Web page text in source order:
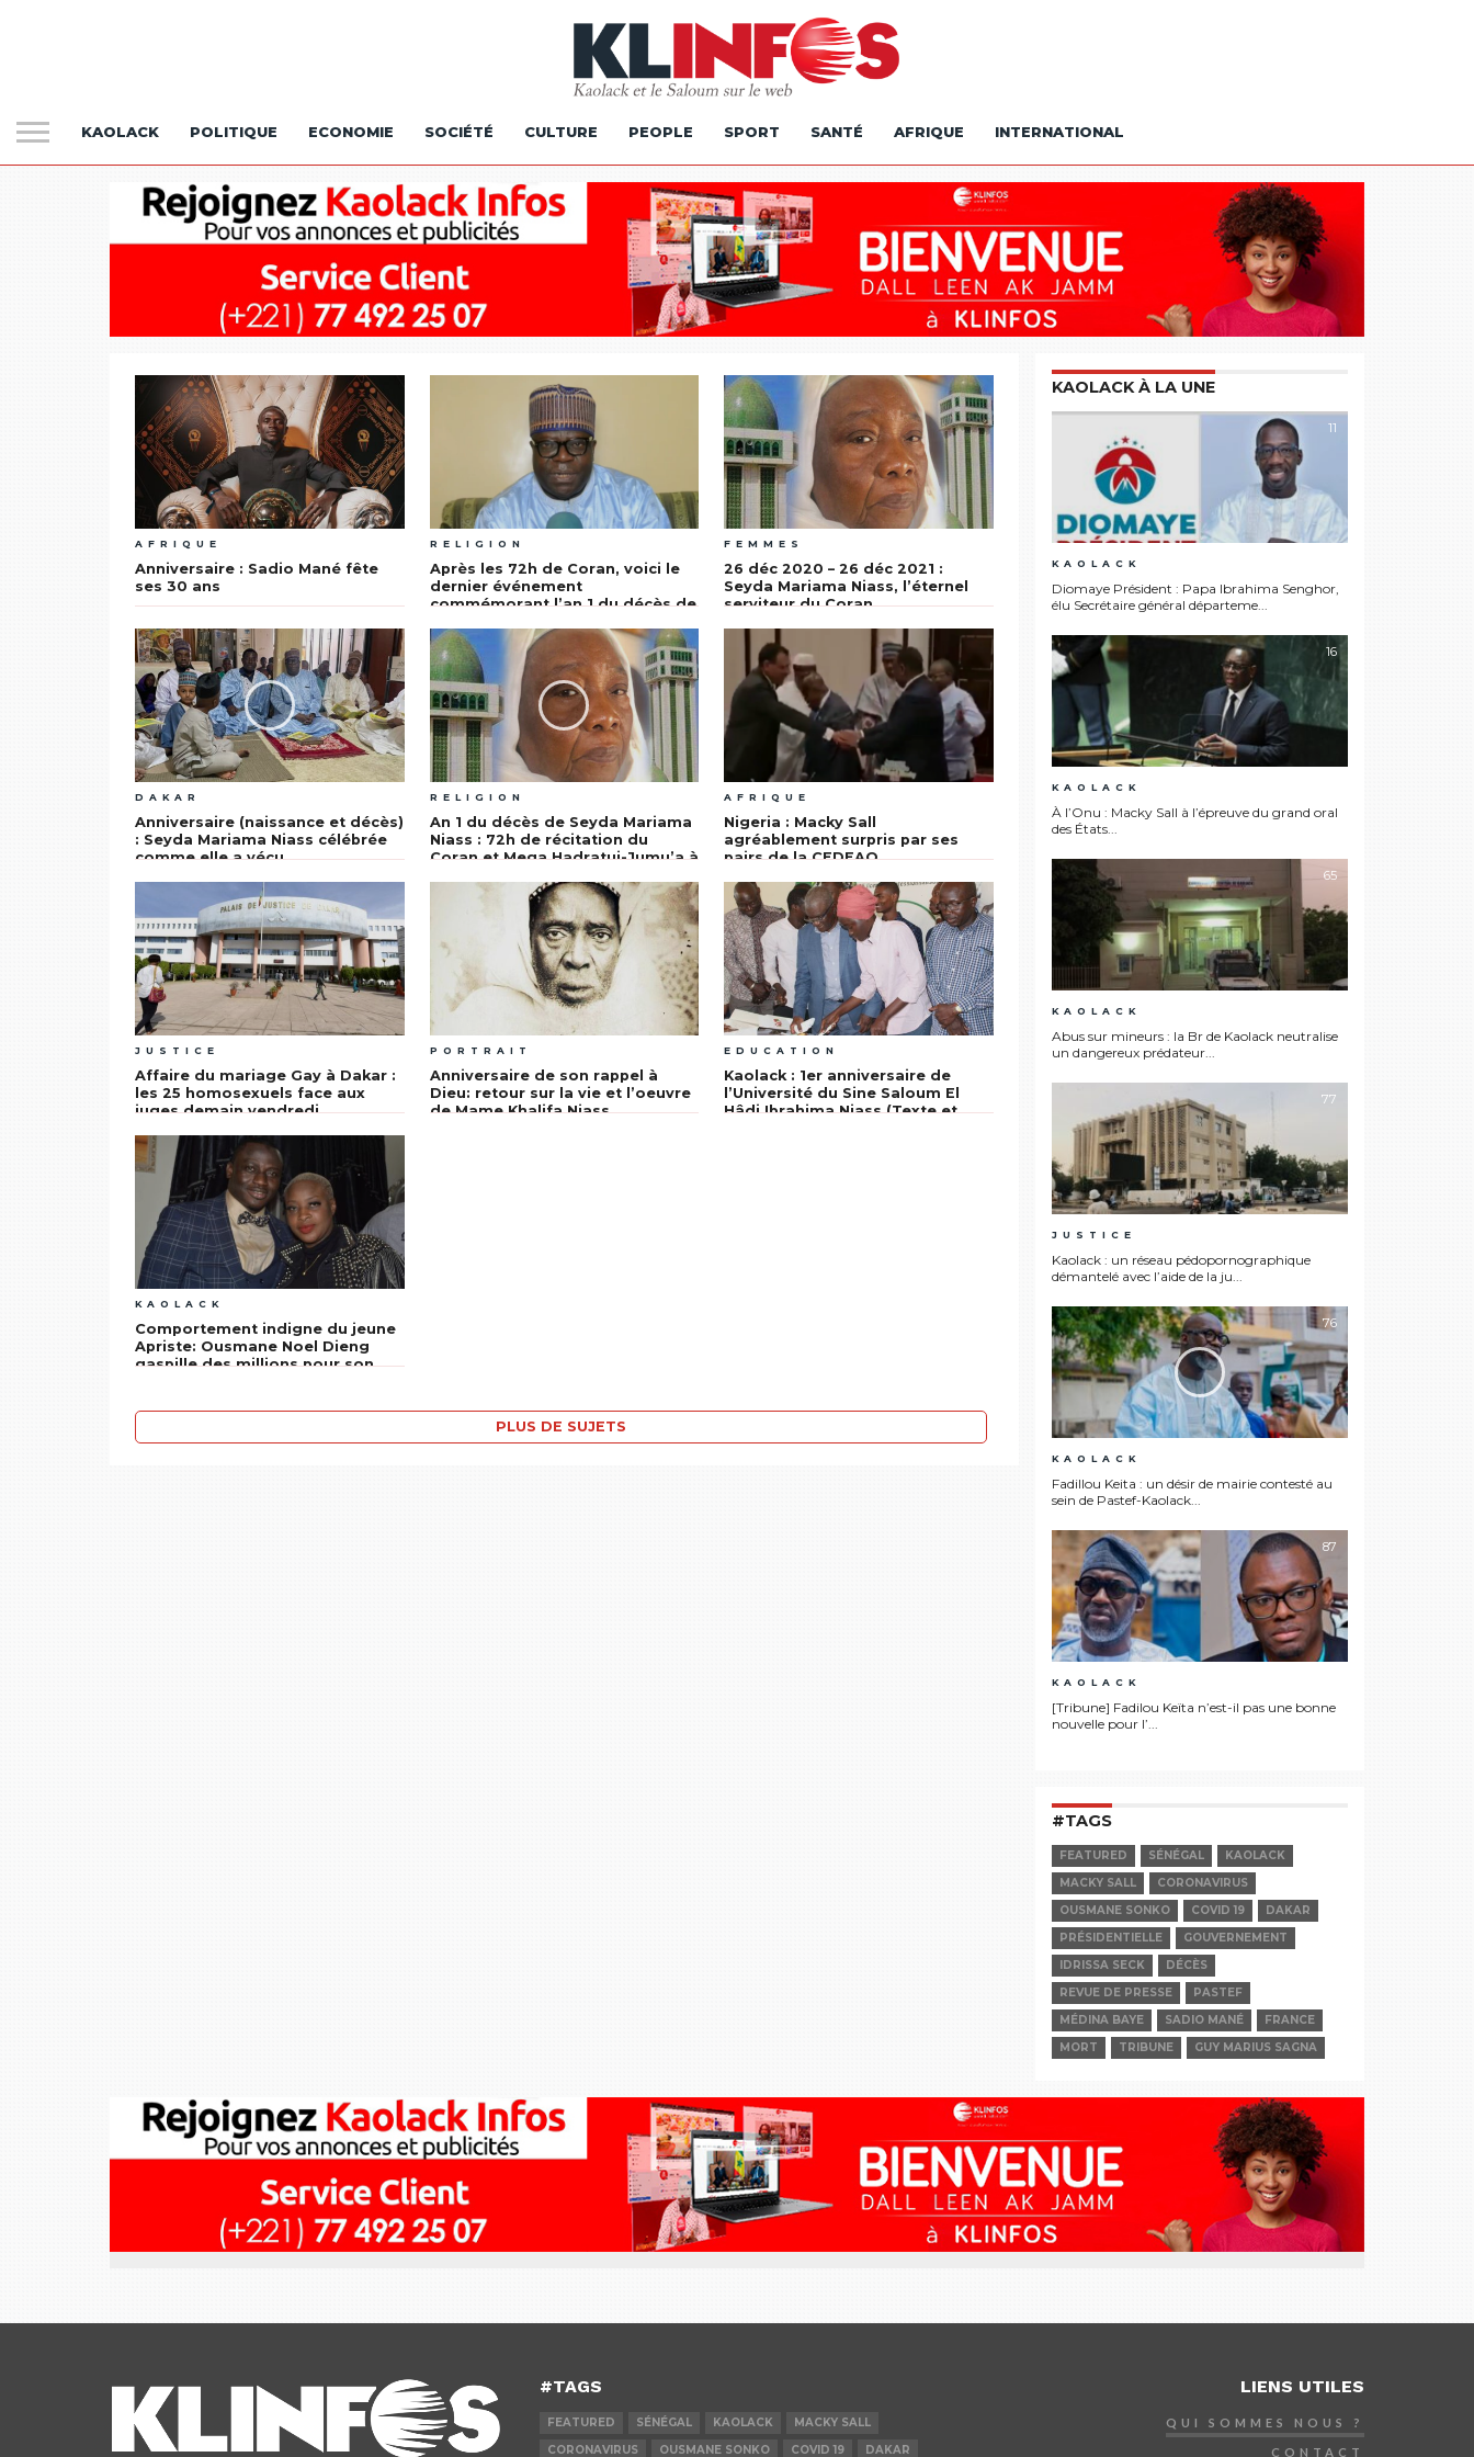
KAOLACK POLITIQUE ECONOMIE SOCIÉTÉ CULTURE PEOPLE SPORT SANTÉ AFRIQUE INTERNATIONAL
AFRIQUE
Anniversaire : Sadio Mané fête
ses 30 ans
RELIGION
Après les 72h de Coran, voici le
dernier événement
commémorant l’an 1 du décès de
FEMMES
26 déc 2020 – 26 déc 2021 :
Seyda Mariama Niass, l’éternel
serviteur du Coran
DAKAR
Anniversaire (naissance et décès)
: Seyda Mariama Niass célébrée
comme elle a vécu
RELIGION
An 1 du décès de Seyda Mariama
Niass : 72h de récitation du
Coran et Mega Hadratuj-Jumu’a à
AFRIQUE
Nigeria : Macky Sall
agréablement surpris par ses
pairs de la CEDEAO
JUSTICE
Affaire du mariage Gay à Dakar :
les 25 homosexuels face aux
juges demain vendredi
PORTRAIT
Anniversaire de son rappel à
Dieu: retour sur la vie et l’oeuvre
de Mame Khalifa Niass
EDUCATION
Kaolack : 1er anniversaire de
l’Université du Sine Saloum El
Hâdj Ibrahima Niass (Texte et
KAOLACK
Comportement indigne du jeune
Apriste: Ousmane Noel Dieng
gaspille des millions pour son
PLUS DE SUJETS
KAOLACK À LA UNE
11
KAOLACK
Diomaye Président : Papa Ibrahima Senghor,
élu Secrétaire général départeme...
16
KAOLACK
À l’Onu : Macky Sall à l’épreuve du grand oral
des États...
65
KAOLACK
Abus sur mineurs : la Br de Kaolack neutralise
un dangereux prédateur...
77
JUSTICE
Kaolack : un réseau pédopornographique
démantelé avec l’aide de la ju...
76
KAOLACK
Fadillou Keita : un désir de mairie contesté au
sein de Pastef-Kaolack...
87
KAOLACK
[Tribune] Fadilou Keïta n’est-il pas une bonne
nouvelle pour l’...
#TAGS
FEATURED SÉNÉGAL
KAOLACK
MACKY SALL
CORONAVIRUS
OUSMANE SONKO
COVID 19
DAKAR
PRÉSIDENTIELLE
GOUVERNEMENT
IDRISSA SECK
DÉCÈS
REVUE DE PRESSE
PASTEF
MÉDINA BAYE
SADIO MANÉ
FRANCE
MORT
TRIBUNE GUY MARIUS SAGNA
#TAGS
FEATURED SÉNÉGAL KAOLACK
MACKY SALL
CORONAVIRUS
OUSMANE SONKO COVID 19 DAKAR
LIENS UTILES
QUI SOMMES NOUS ?
CONTACT